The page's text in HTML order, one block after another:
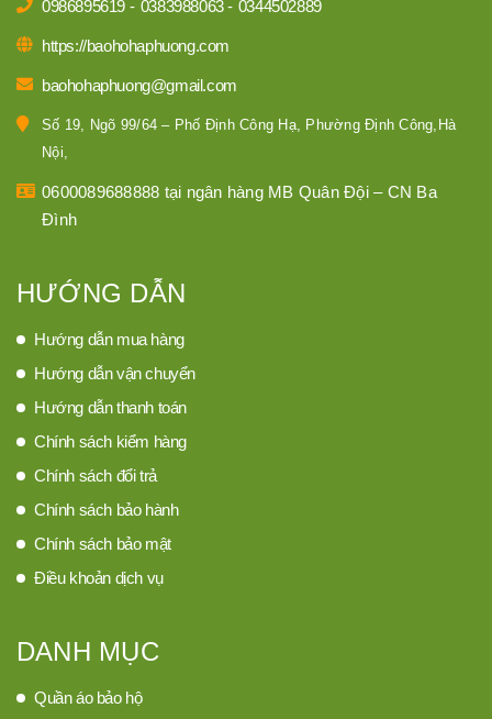
0986895619 - 0383988063- 0344502889
https://baohohaphuong.com
baohohaphuong@gmail.com
Số 19, Ngõ 99/64 – Phố Định Công Hạ, Phường Định Công,Hà
Nội,
0600089688888 tại ngân hàng MB Quân Đội – CN Ba
Đình
HƯỚNG DẪN
Hướng dẫn mua hàng
Hướng dẫn vận chuyển
Hướng dẫn thanh toán
Chính sách kiểm hàng
Chính sách đổi trả
Chính sách bảo hành
Chính sách bảo mật
Điều khoản dịch vụ
DANH MỤC
Quần áo bảo hộ